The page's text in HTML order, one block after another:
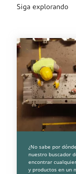
Siga explorando
¿No sabe por
nuestro buscador
encontrar
y productos en un